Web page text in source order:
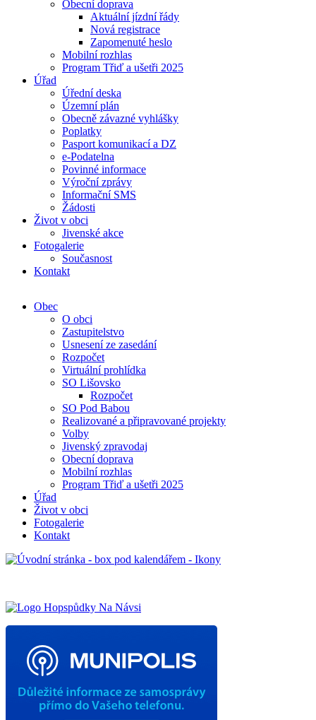
Obecní doprava
Aktuální jízdní řády
Nová registrace
Zapomenuté heslo
Mobilní rozhlas
Program Třiď a ušetři 2025
Úřad
Úřední deska
Územní plán
Obecně závazné vyhlášky
Poplatky
Pasport komunikací a DZ
e-Podatelna
Povinné informace
Výroční zprávy
Informační SMS
Žádosti
Život v obci
Jivenské akce
Fotogalerie
Současnost
Kontakt
Obec
O obci
Zastupitelstvo
Usnesení ze zasedání
Rozpočet
Virtuální prohlídka
SO Lišovsko
Rozpočet
SO Pod Babou
Realizované a připravované projekty
Volby
Jivenský zpravodaj
Obecní doprava
Mobilní rozhlas
Program Třiď a ušetři 2025
Úřad
Život v obci
Fotogalerie
Kontakt